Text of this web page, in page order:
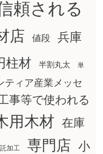
頼される
店 値段
兵庫
柱材 半割丸太 単
ティア産業メッセ
事等で使われる
用木材 在庫
加工 専門店 小